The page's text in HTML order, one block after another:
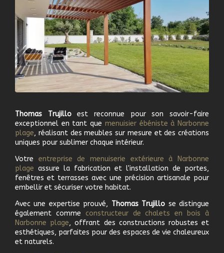
Thomas Trujilloest reconnue pour son savoir-faire
exceptionnel en tant que menuisier ébéniste à Narbonne
plage, réalisant des meubles sur mesure et des créations
uniques pour sublimer chaque intérieur.
Votre entreprise de menuiserie extérieure à
Narbonne
plage assure la fabrication et l'installation de portes,
fenêtres et terrasses avec une précision artisanale pour
embellir et sécuriser votre habitat.
Avec une expertise prouvé, Thomas Trujillo se distingue
également comme constructeur de chalets en bois à
Narbonne plage, offrant des constructions robustes et
esthétiques, parfaites pour des espaces de vie chaleureux
et naturels.